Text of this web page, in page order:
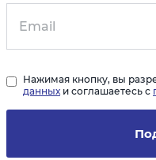
Нажимая кнопку, вы
данных и соглашаетесь с